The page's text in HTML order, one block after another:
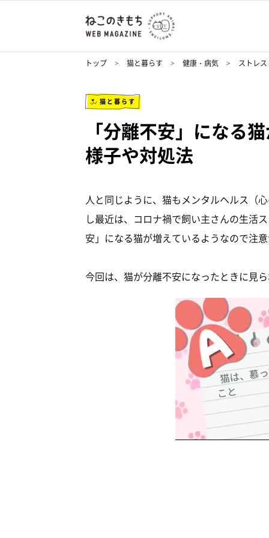
トップ 猫と暮らす 健康・病気 ストレス
猫と暮らす
「分離不安」になる
様子や対処法
人と同じように、猫もメンタルヘルス（
し最近は、コロナ禍で飼い主さんの生活
安」になる猫が増えているようなので注
今回は、猫が分離不安になったときに見